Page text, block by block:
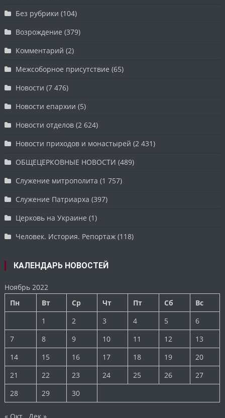
Без рубрики (104)
Возрождение (379)
Комментарий (2)
Межсоборное присутствие (65)
Новости (7 476)
Новости епархии (5)
Новости отделов (2 624)
Новости приходов и монастырей (2 431)
ОБЩЕЦЕРКОВНЫЕ НОВОСТИ (489)
Служение митрополита (1 757)
Служение Патриарха (397)
Церковь на Украине (1)
Человек. История. Репортаж (118)
КАЛЕНДАРЬ НОВОСТЕЙ
Ноябрь 2022
Пн
Вт Ср Чт Пт Сб
Вс
1
2 3 4 5
6
7
8 9 10 11 12
13
14
15 16 17 18 19
20
21
22 23 24 25 26
27
28
29 30